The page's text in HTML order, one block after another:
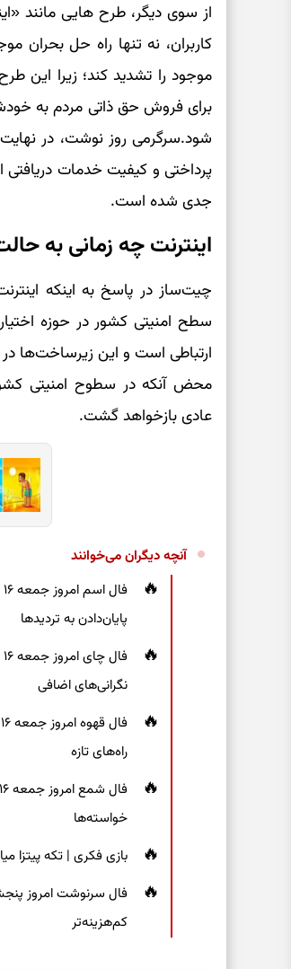
از سوی دیگر، طرح هایی مانند
کاربران، نه تنها راه حل بحران
موجود را تشدید کند؛ زیرا این
برای فروش حق ذاتی مردم به
شود.سرگرمی روز نوشت، در
پرداختی و کیفیت خدمات دریافتی
جدی شده است.
اینترنت چه زمانی به
چیت‌ساز در پاسخ به اینکه
سطح امنیتی کشور در حوزه
ارتباطی است و این زیرساخت‌ها
محض آنکه در سطوح امنیتی
عادی بازخواهد گشت.
آنچه دیگران می‌خوانند
پایان‌دادن به تردیدها
نگرانی‌های اضافی
راه‌های تازه
خواسته‌ها
بازی فکری | تکه پیتزا میان سبزیجات
کم‌هزینه‌تر